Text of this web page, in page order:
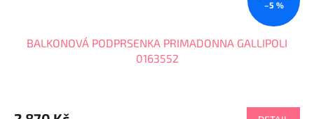
–5 %
BALKONOVÁ PODPRSENKA PRIMADONNA GALLIPOLI
0163552